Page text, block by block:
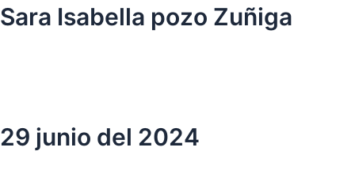
Ir
al
Sara Isabella pozo Zuñiga
29 junio del 2024